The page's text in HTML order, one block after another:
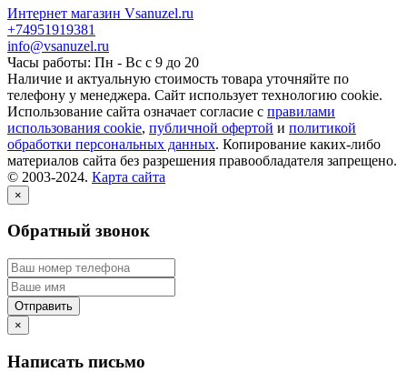
Интернет магазин Vsanuzel.ru
+74951919381
info@vsanuzel.ru
Часы работы: Пн - Вс с 9 до 20
Наличие и актуальную стоимость товара уточняйте по
телефону у менеджера. Сайт использует технологию cookie.
Использование сайта означает согласие с правилами
использования cookie, публичной офертой и политикой
обработки персональных данных. Копирование каких-либо
материалов сайта без разрешения правообладателя запрещено.
© 2003-2024. Карта сайта
×
Обратный звонок
×
Написать письмо